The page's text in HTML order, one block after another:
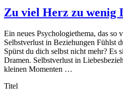
Zu viel Herz zu wenig
Ein neues Psychologiethema, das so
Selbstverlust in Beziehungen Fühlst
Spürst du dich selbst nicht mehr? Es
Dramen. Selbstverlust in
kleinen Momenten …
Titel